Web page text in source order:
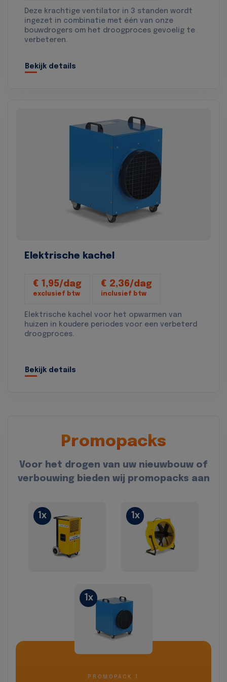
Deze krachtige ventilator in 3 standen wordt
ingezet in combinatie met één van onze
bouwdrogers om het droogproces gevoelig te
verbeteren.
Bekijk details
Elektrische kachel
€ 1,95/dag
exclusief btw
€ 2,36/dag
inclusief btw
Elektrische kachel voor het opwarmen van
huizen in koudere periodes voor een verbeterd
droogproces.
Bekijk details
Promopacks
Voor het drogen van uw nieuwbouw of
verbouwing bieden wij promopacks aan
1x 1x
1x
PROMOPACK 1